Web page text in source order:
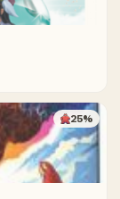
25%